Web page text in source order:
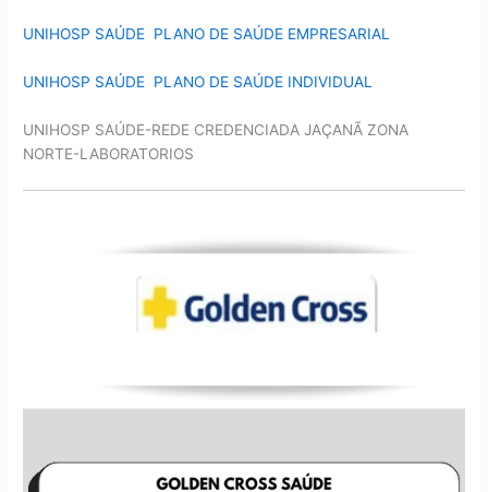
UNIHOSP SAÚDE PLANO DE SAÚDE EMPRESARIAL
UNIHOSP SAÚDE PLANO DE SAÚDE INDIVIDUAL
UNIHOSP SAÚDE-REDE CREDENCIADA JAÇANÃ ZONA
NORTE-LABORATORIOS